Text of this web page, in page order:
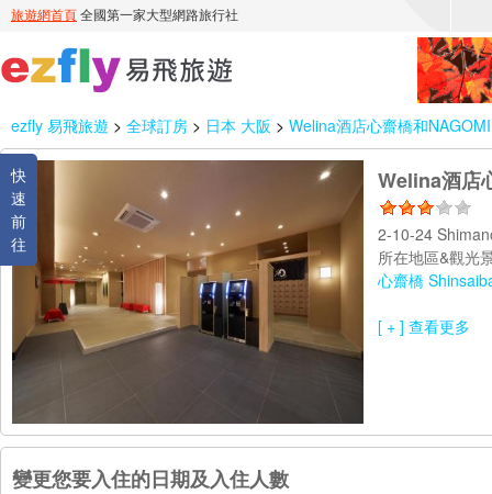
ezfly 易飛旅遊 > 全球訂房 > 日本 大阪 > Welina酒店心齋橋和
快
速
前
往
Welina酒店
2-10-24
所在地區&觀光
心齋橋
[ + ] 查看更多
變更您要入住的日期及入住人數